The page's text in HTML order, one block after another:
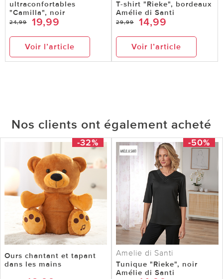
ultraconfortables
"Camilla", noir
24,99 19,99
Voir l’article
T-shirt "Rieke", bordeaux
Amélie di Santi
29,99 14,99
Voir l’article
Nos clients ont également acheté
-32%
Ours chantant et tapant
dans les mains
-50%
Amelie di Santi
Tunique "Rieke", noir
Amélie di Santi